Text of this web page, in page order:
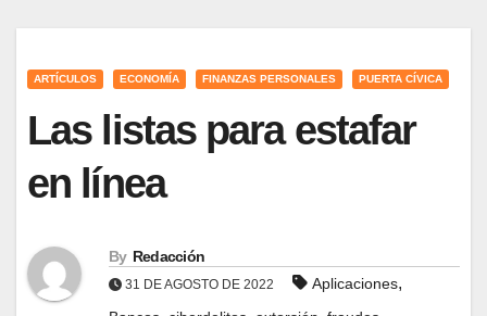
ARTÍCULOS ECONOMÍA FINANZAS PERSONALES PUERTA CÍVICA
Las listas para estafar
en línea
By Redacción
31 DE AGOSTO DE 2022 Aplicaciones,